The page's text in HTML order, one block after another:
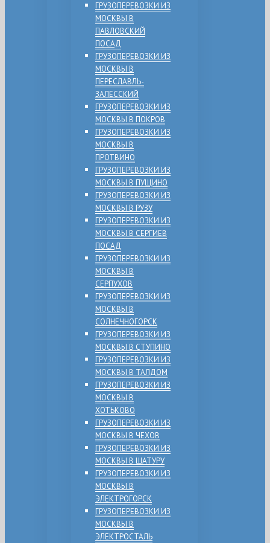
ГРУЗОПЕРЕВОЗКИ ИЗ
МОСКВЫ В
ПАВЛОВСКИЙ
ПОСАД
ГРУЗОПЕРЕВОЗКИ ИЗ
МОСКВЫ В
ПЕРЕСЛАВЛЬ-
ЗАЛЕССКИЙ
ГРУЗОПЕРЕВОЗКИ ИЗ
МОСКВЫ В ПОКРОВ
ГРУЗОПЕРЕВОЗКИ ИЗ
МОСКВЫ В
ПРОТВИНО
ГРУЗОПЕРЕВОЗКИ ИЗ
МОСКВЫ В ПУЩИНО
ГРУЗОПЕРЕВОЗКИ ИЗ
МОСКВЫ В РУЗУ
ГРУЗОПЕРЕВОЗКИ ИЗ
МОСКВЫ В СЕРГИЕВ
ПОСАД
ГРУЗОПЕРЕВОЗКИ ИЗ
МОСКВЫ В
СЕРПУХОВ
ГРУЗОПЕРЕВОЗКИ ИЗ
МОСКВЫ В
СОЛНЕЧНОГОРСК
ГРУЗОПЕРЕВОЗКИ ИЗ
МОСКВЫ В СТУПИНО
ГРУЗОПЕРЕВОЗКИ ИЗ
МОСКВЫ В ТАЛДОМ
ГРУЗОПЕРЕВОЗКИ ИЗ
МОСКВЫ В
ХОТЬКОВО
ГРУЗОПЕРЕВОЗКИ ИЗ
МОСКВЫ В ЧЕХОВ
ГРУЗОПЕРЕВОЗКИ ИЗ
МОСКВЫ В ШАТУРУ
ГРУЗОПЕРЕВОЗКИ ИЗ
МОСКВЫ В
ЭЛЕКТРОГОРСК
ГРУЗОПЕРЕВОЗКИ ИЗ
МОСКВЫ В
ЭЛЕКТРОСТАЛЬ